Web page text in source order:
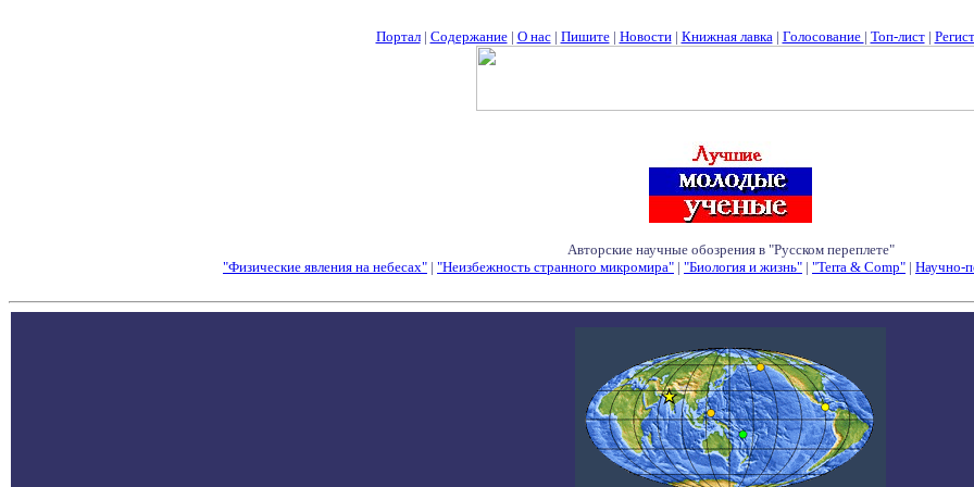
Портал| Содержание| О нас| Пишите| Новости| Книжная лавка| Голосование | Топ-лист|
Авторские научные обозрения в "Русском переплете"
"Физические явления на небесах" | "Неизбежность странного микромира" | "Биология и жизнь" | "Terra & Comp" | Научно-